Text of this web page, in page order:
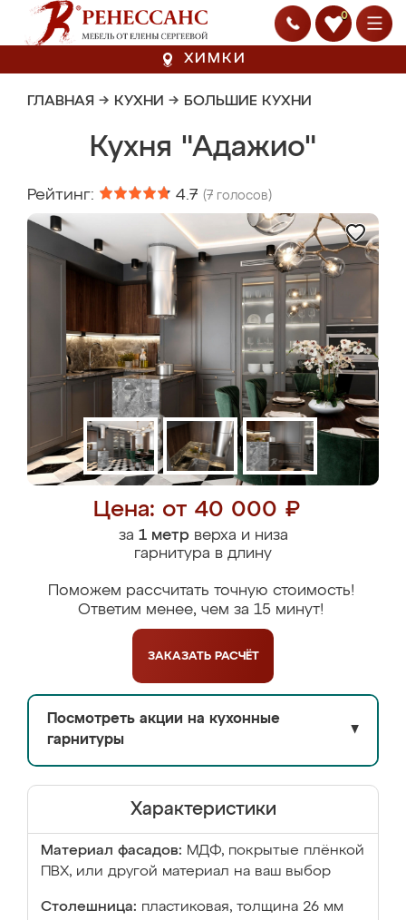
0
ХИМКИ
ГЛАВНАЯ → КУХНИ → БОЛЬШИЕ КУХНИ
Кухня "Адажио"
Рейтинг: 4.7 (7 голосов)
Цена: от 40 000 ₽
за 1 метрверха и низа
гарнитура в длину
Поможем рассчитать точную стоимость!
Ответим менее, чем за 15 минут!
ЗАКАЗАТЬ РАСЧЁТ
Посмотреть акции на кухонные
гарнитуры
▼
Характеристики
Материал фасадов: МДФ, покрытые плёнкой
ПВХ, или другой материал на ваш выбор
Столешница: пластиковая, толщина 26 мм